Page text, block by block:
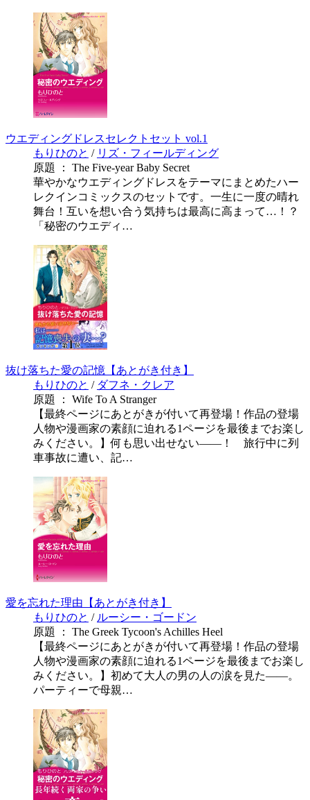
ウエディングドレスセレクトセット vol.1
もりひのと / リズ・フィールディング
原題 ： The Five-year Baby Secret
華やかなウエディングドレスをテーマにまとめたハー
レクインコミックスのセットです。一生に一度の晴れ
舞台！互いを想い合う気持ちは最高に高まって…！？
「秘密のウエディ…
抜け落ちた愛の記憶【あとがき付き】
もりひのと / ダフネ・クレア
原題 ： Wife To A Stranger
【最終ページにあとがきが付いて再登場！作品の登場
人物や漫画家の素顔に迫れる1ページを最後までお楽し
みください。】何も思い出せない――！ 旅行中に列
車事故に遭い、記…
愛を忘れた理由【あとがき付き】
もりひのと / ルーシー・ゴードン
原題 ： The Greek Tycoon's Achilles Heel
【最終ページにあとがきが付いて再登場！作品の登場
人物や漫画家の素顔に迫れる1ページを最後までお楽し
みください。】初めて大人の男の人の涙を見た――。
パーティーで母親…